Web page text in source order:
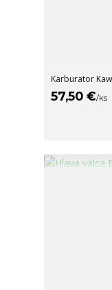
Karburator
57,50 €/ks